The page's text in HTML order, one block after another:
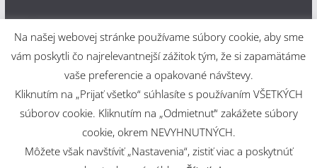
Webové riešenie
Martin Šajdák
Na našej webovej stránke používame súbory cookie, aby sme
vám poskytli čo najrelevantnejší zážitok tým, že si zapamätáme
vaše preferencie a opakované návštevy.
Kliknutím na „Prijať všetko“ súhlasíte s používaním VŠETKÝCH
súborov cookie. Kliknutím na „Odmietnuť“ zakážete súbory
cookie, okrem NEVYHNUTNÝCH.
Môžete však navštíviť „Nastavenia“, zistiť viac a poskytnúť